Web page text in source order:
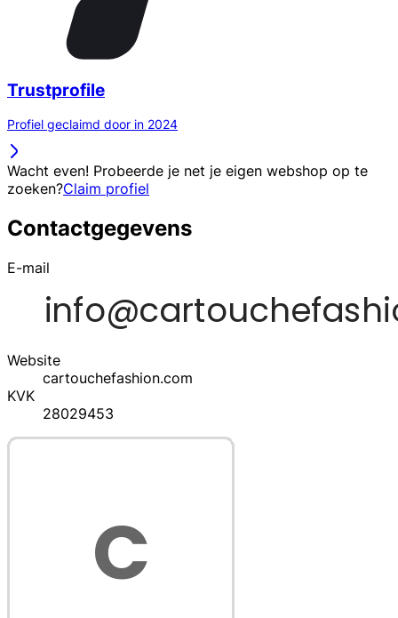
Trustprofile
Profiel geclaimd door in 2024
Wacht even! Probeerde je net je eigen webshop op te
zoeken?Claim profiel
Contactgegevens
E-mail
Website
cartouchefashion.com
KVK
28029453